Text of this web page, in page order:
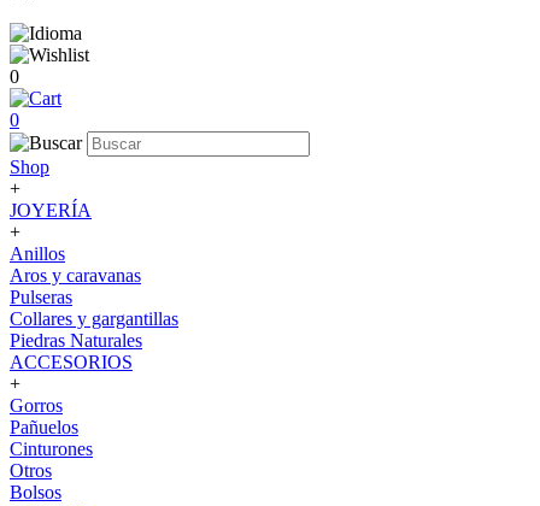
0
0
Shop
+
JOYERÍA
+
Anillos
Aros y caravanas
Pulseras
Collares y gargantillas
Piedras Naturales
ACCESORIOS
+
Gorros
Pañuelos
Cinturones
Otros
Bolsos